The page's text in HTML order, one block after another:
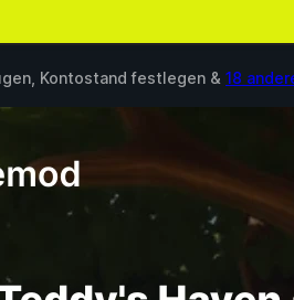
Kontostand festlegen & 18